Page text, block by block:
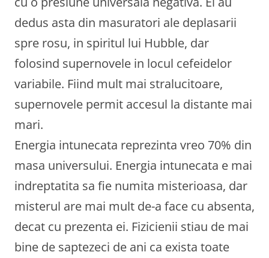
dedus asta din masuratori ale deplasarii
spre rosu, in spiritul lui Hubble, dar
folosind supernovele in locul cefeidelor
variabile. Fiind mult mai stralucitoare,
supernovele permit accesul la distante mai
mari.
Energia intunecata reprezinta vreo 70% din
masa universului. Energia intunecata e mai
indreptatita sa fie numita misterioasa, dar
misterul are mai mult de-a face cu absenta,
decat cu prezenta ei. Fizicienii stiau de mai
bine de saptezeci de ani ca exista toate